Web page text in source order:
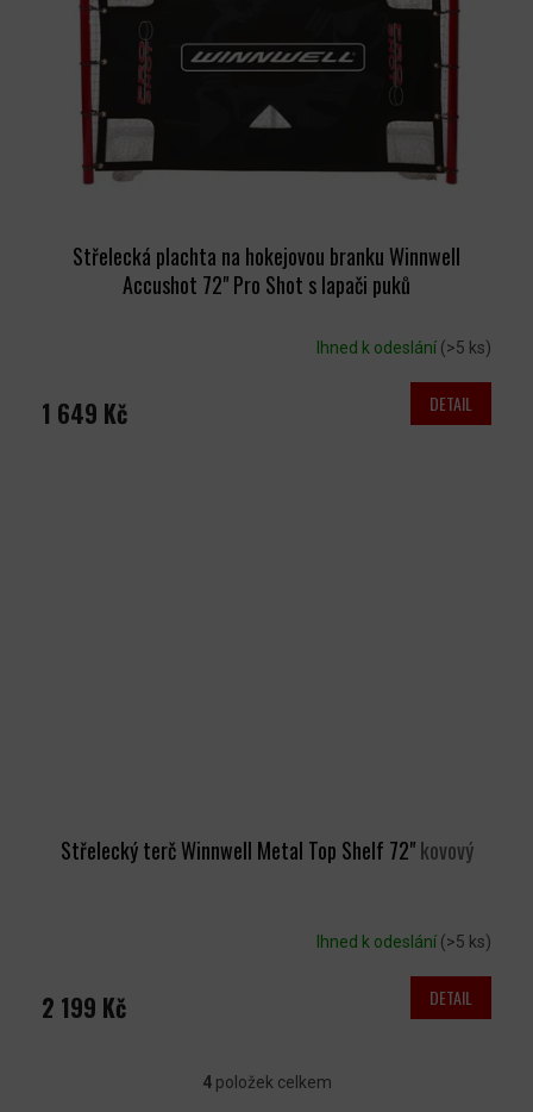
Střelecká plachta na hokejovou branku Winnwell
Accushot 72" Pro Shot s lapači puků
Ihned k odeslání (>5 ks)
1 649 Kč DETAIL
Střelecký terč Winnwell Metal Top Shelf 72"kovový
Ihned k odeslání (>5 ks)
2 199 Kč DETAIL
4položek celkem